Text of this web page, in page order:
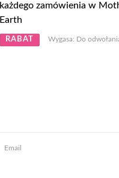
każdego zamówienia w
Earth
RABAT Wygasa: Do
Email